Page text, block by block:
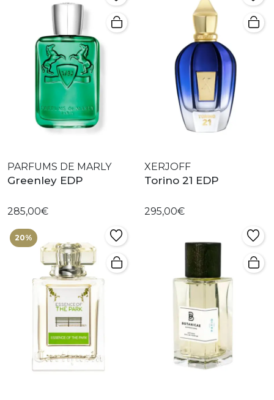
PARFUMS DE MARLY
Greenley EDP
285,00€
XERJOFF
Torino 21 EDP
295,00€
20%